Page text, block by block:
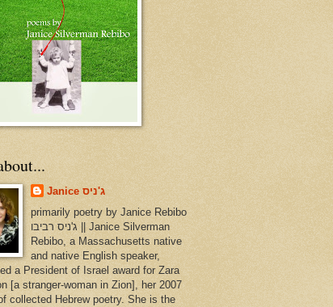
Janice ג'ניס
primarily poetry by Janice Rebibo
ג'ניס רביבו || Janice Silverman
Rebibo, a Massachusetts native
and native English speaker,
a President of Israel award for Zara
[a stranger-woman in Zion], her 2007
collected Hebrew poetry. She is the